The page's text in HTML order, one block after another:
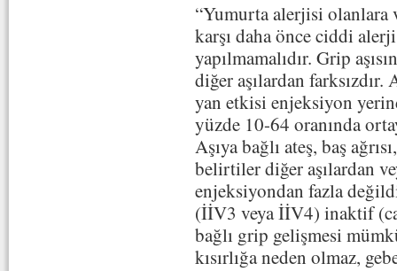
“Yumurta alerjisi olanlara
karşı daha önce ciddi
yapılmamalıdır. Grip
diğer aşılardan
yan etkisi enjeksiyon
yüzde 10-64 oranında
Aşıya bağlı ateş, baş
belirtiler diğer aşılardan
enjeksiyondan fazla
(İİV3 veya İİV4) inaktif
bağlı grip gelişmesi
kısırlığa neden olmaz,